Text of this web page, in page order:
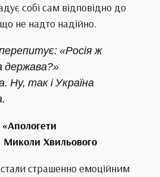
собі сам відповідно до
не надто надійно.
«Росія ж
держава?»
Ну, так і Україна
Хвильового
страшенно емоційним